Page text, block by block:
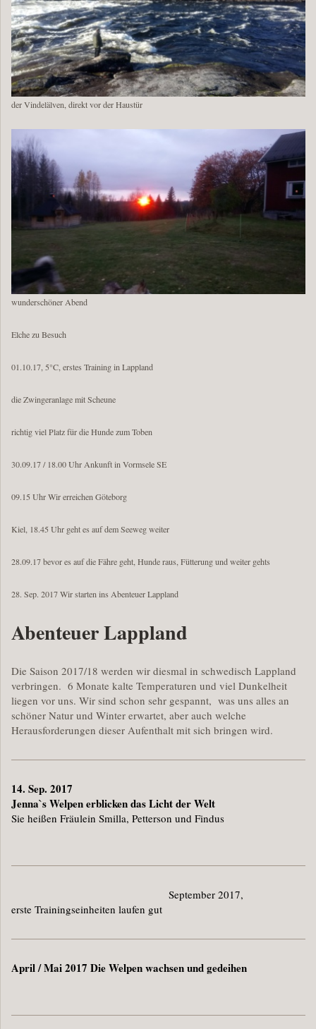
der Vindelälven, direkt vor der Haustür
wunderschöner Abend
Elche zu Besuch
01.10.17, 5°C, erstes Training in Lappland
die Zwingeranlage mit Scheune
richtig viel Platz für die Hunde zum Toben
30.09.17 / 18.00 Uhr Ankunft in Vormsele SE
09.15 Uhr Wir erreichen Göteborg
Kiel, 18.45 Uhr geht es auf dem Seeweg weiter
28.09.17 bevor es auf die Fähre geht, Hunde raus, Fütterung und weiter gehts
28. Sep. 2017 Wir starten ins Abenteuer Lappland
Abenteuer Lappland
Die Saison 2017/18 werden wir diesmal in schwedisch Lappland
verbringen. 6 Monate kalte Temperaturen und viel Dunkelheit
liegen vor uns. Wir sind schon sehr gespannt, was uns alles an
schöner Natur und Winter erwartet, aber auch welche
Herausforderungen dieser Aufenthalt mit sich bringen wird.
14. Sep. 2017
Jenna`s Welpen erblicken das Licht der Welt
Sie heißen Fräulein Smilla, Petterson und Findus
September 2017,
erste Trainingseinheiten laufen gut
April / Mai 2017 Die Welpen wachsen und gedeihen